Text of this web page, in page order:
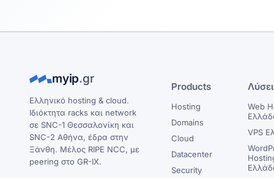
myip.gr
Ελληνικό hosting & cloud.
Ιδιόκτητα racks και network
σε SNC-1 Θεσσαλονίκη και
SNC-2 Αθήνα, έδρα στην
Ξάνθη. Μέλος RIPE NCC, με
peering στο GR-IX.
Products
Hosting
Domains
Cloud
Datacenter
Security
Web
VPS